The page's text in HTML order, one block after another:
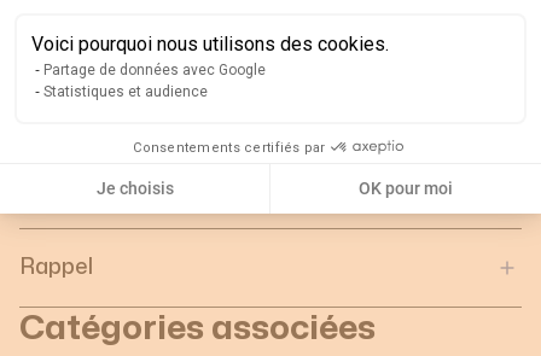
Voici pourquoi nous utilisons des cookies.
Partage de données avec Google
Statistiques et audience
Consentements certifiés par
Je choisis OK pour moi
Longueur de l'unité
d'emballage :
0.08
Poids brut de l'unité
d'emballage :
Rappel
Catégories associées